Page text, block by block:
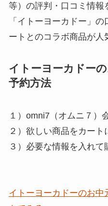
等）の評判・口コミ情報
「イトーヨーカドー」
ートとのコラボ商品が人
イトーヨーカドー
予約方法
１）omni7（オムニ７）
２）欲しい商品をカート
３）必要な情報を入れて
イトーヨーカドーのお中